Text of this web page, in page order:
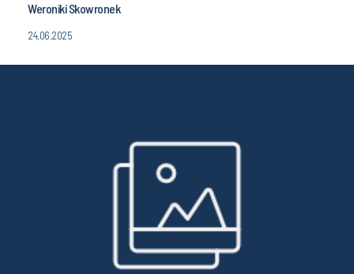
Weroniki Skowronek
24.06.2025